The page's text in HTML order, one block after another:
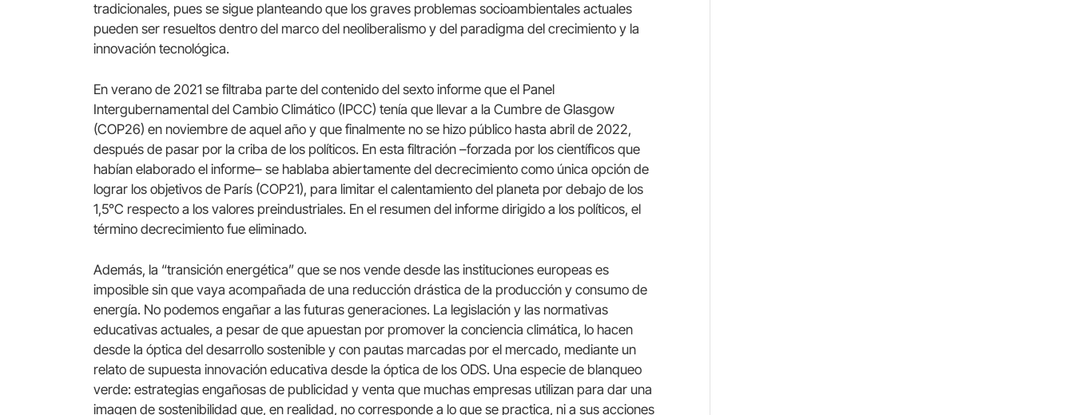
tradicionales, pues se sigue planteando que los graves problemas socioambientales actuales
pueden ser resueltos dentro del marco del neoliberalismo y del paradigma del crecimiento y la
innovación tecnológica.
En verano de 2021 se filtraba parte del contenido del sexto informe que el Panel
Intergubernamental del Cambio Climático (IPCC) tenía que llevar a la Cumbre de Glasgow
(COP26) en noviembre de aquel año y que finalmente no se hizo público hasta abril de 2022,
después de pasar por la criba de los políticos. En esta filtración –forzada por los científicos que
habían elaborado el informe– se hablaba abiertamente del decrecimiento como única opción de
lograr los objetivos de París (COP21), para limitar el calentamiento del planeta por debajo de los
1,5°C respecto a los valores preindustriales. En el resumen del informe dirigido a los políticos, el
término decrecimiento fue eliminado.
Además, la “transición energética” que se nos vende desde las instituciones europeas es
imposible sin que vaya acompañada de una reducción drástica de la producción y consumo de
energía. No podemos engañar a las futuras generaciones. La legislación y las normativas
educativas actuales, a pesar de que apuestan por promover la conciencia climática, lo hacen
desde la óptica del desarrollo sostenible y con pautas marcadas por el mercado, mediante un
relato de supuesta innovación educativa desde la óptica de los ODS. Una especie de blanqueo
verde: estrategias engañosas de publicidad y venta que muchas empresas utilizan para dar una
imagen de sostenibilidad que, en realidad, no corresponde a lo que se practica, ni a sus acciones